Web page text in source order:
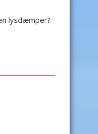
lysdæmper?